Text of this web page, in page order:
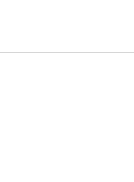
Modular ratkaisee
toimistokiinteistöissä